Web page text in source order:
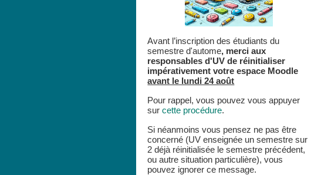
Avant l’inscription des étudiants du
semestre d'autome, merci aux
responsables d'UV de réinitialiser
impérativement votre espace Moodle
avant le lundi 24 août
Pour rappel, vous pouvez vous appuyer
surcette procédure.
Si néanmoins vous pensez ne pas être
concerné (UV enseignée un semestre sur
2 déjà réinitialisée le semestre précédent,
ou autre situation particulière), vous
pouvez ignorer ce message.